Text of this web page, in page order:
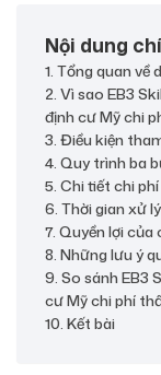
Nội dung
1. Tổng quan về
2. Vì sao EB3
định cư Mỹ chi
3. Điều kiện
4. Quy trình ba
5. Chi tiết chi
6. Thời gian xử
7. Quyền lợi của
8. Những lưu ý
9. So sánh EB3
cư Mỹ chi phí
10. Kết bài